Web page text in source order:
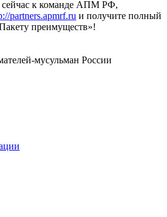
сейчас к команде АПМ РФ,
partners.apmrf.ru и получите полный
преимуществ»!
мусульман России